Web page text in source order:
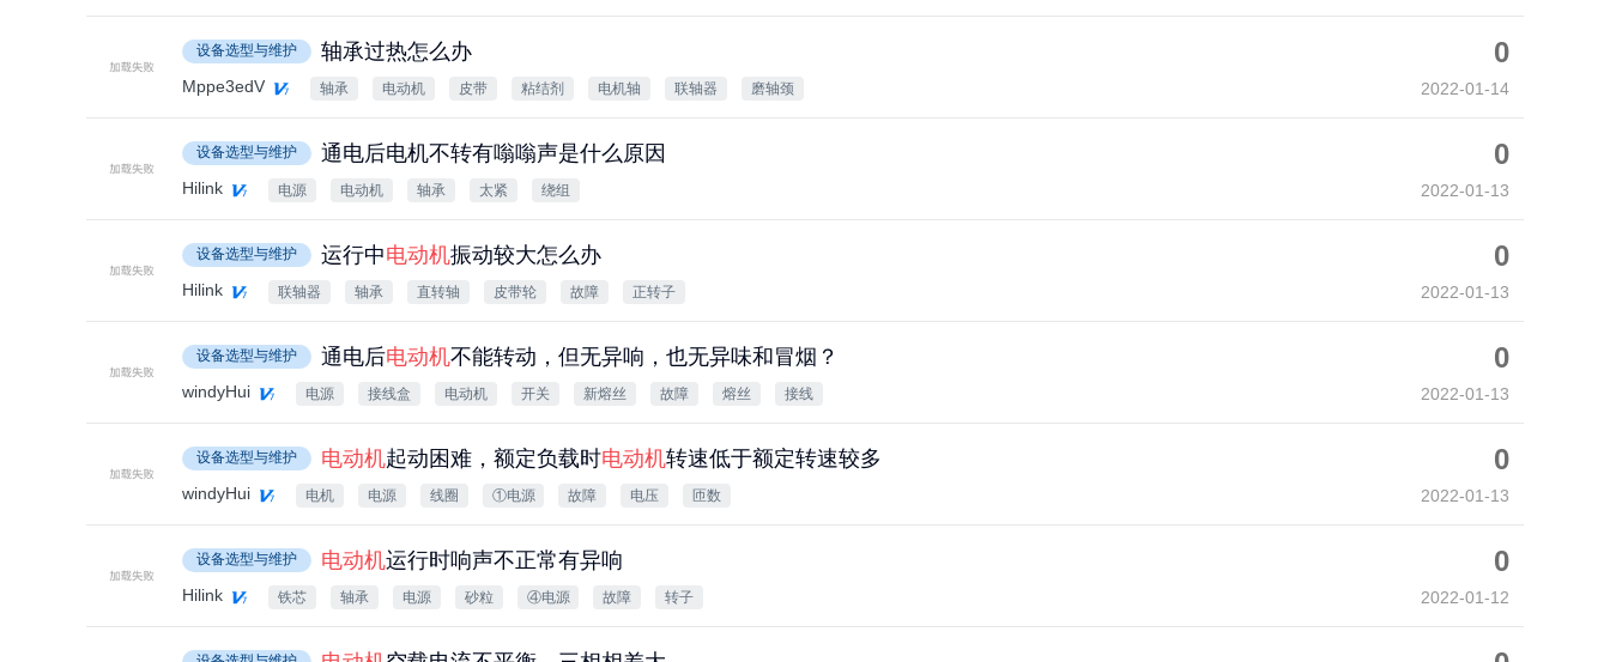
设备选型与维护 轴承过热怎么办 0
Mppe3edV 轴承 电动机 皮带 粘结剂 电机轴 联轴器 磨轴颈 2022-01-14
设备选型与维护 通电后电机不转有嗡嗡声是什么原因 0
Hilink 电源 电动机 轴承 太紧 绕组 2022-01-13
设备选型与维护 运行中电动机振动较大怎么办 0
Hilink 联轴器 轴承 直转轴 皮带轮 故障 正转子 2022-01-13
设备选型与维护 通电后电动机不能转动，但无异响，也无异味和冒烟？ 0
windyHui 电源 接线盒 电动机 开关 新熔丝 故障 熔丝 接线 2022-01-13
设备选型与维护 电动机起动困难，额定负载时电动机转速低于额定转速较多 0
windyHui 电机 电源 线圈 ①电源 故障 电压 匝数 2022-01-13
设备选型与维护 电动机运行时响声不正常有异响 0
Hilink 铁芯 轴承 电源 砂粒 ④电源 故障 转子 2022-01-12